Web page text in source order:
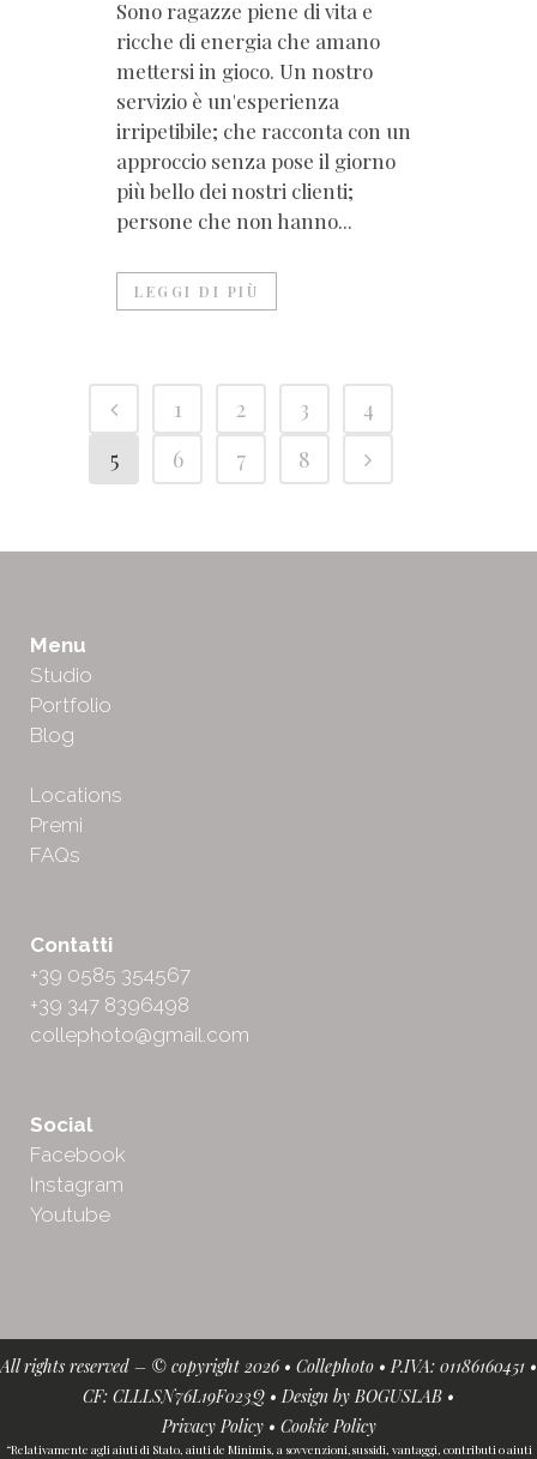
Sono ragazze piene di vita e
ricche di energia che amano
mettersi in gioco. Un nostro
servizio è un'esperienza
irripetibile; che racconta con un
approccio senza pose il giorno
più bello dei nostri clienti;
persone che non hanno...
LEGGI DI PIÙ
1 2 3
4
5
6 7 8
Menu
Studio
Portfolio
Blog
Locations
Premi
FAQs
Contatti
+39 0585 354567
+39 347 8396498
collephoto@gmail.com
Social
Facebook
Instagram
Youtube
All rights reserved – © copyright 2026 • Collephoto • P.IVA: 01186160451 •
CF: CLLLSN76L19F023Q • Design byBOGUSLAB •
Privacy Policy• Cookie Policy
“Relativamente agli aiuti di Stato, aiuti de Minimis, a sovvenzioni,sussidi, vantaggi, contributi o aiuti